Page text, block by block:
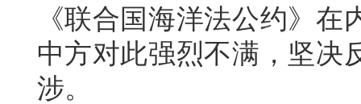
《联合国海洋法公约》
中方对此强烈不满，坚决
涉。